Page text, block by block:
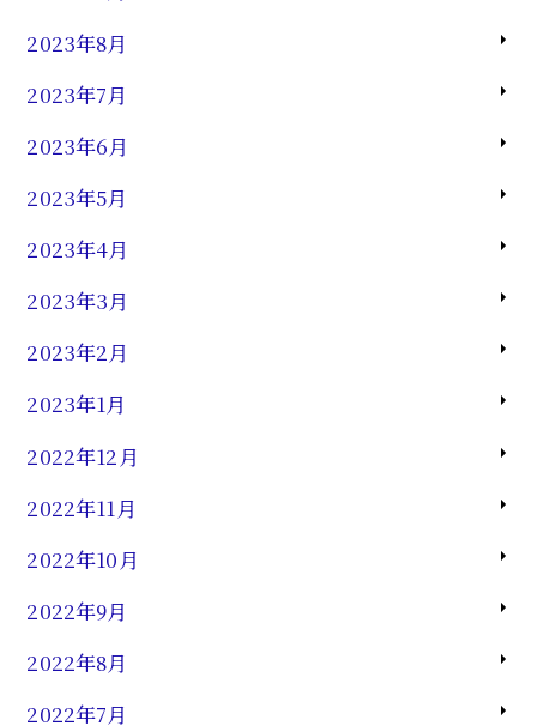
2023年8月
2023年7月
2023年6月
2023年5月
2023年4月
2023年3月
2023年2月
2023年1月
2022年12月
2022年11月
2022年10月
2022年9月
2022年8月
2022年7月